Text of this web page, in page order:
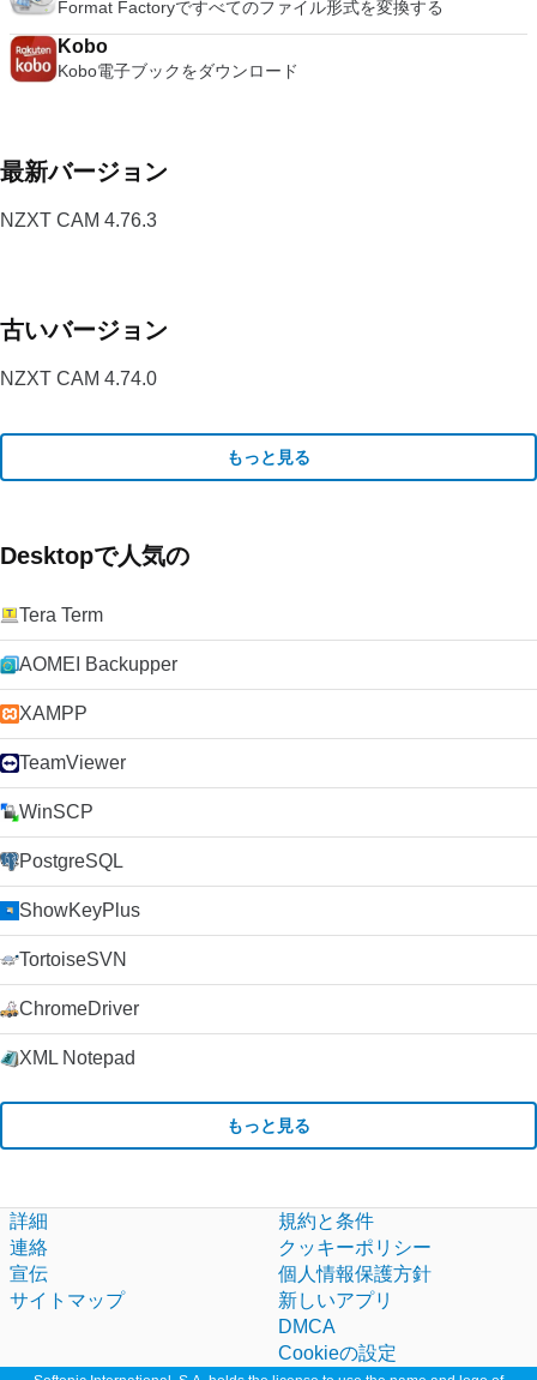
Format Factoryですべてのファイル形式を変換する
Kobo
Kobo電子ブックをダウンロード
最新バージョン
NZXT CAM 4.76.3
古いバージョン
NZXT CAM 4.74.0
もっと見る
Desktopで人気の
Tera Term
AOMEI Backupper
XAMPP
TeamViewer
WinSCP
PostgreSQL
ShowKeyPlus
TortoiseSVN
ChromeDriver
XML Notepad
もっと見る
詳細
連絡
宣伝
サイトマップ
規約と条件
クッキーポリシー
個人情報保護方針
新しいアプリ
DMCA
Cookieの設定